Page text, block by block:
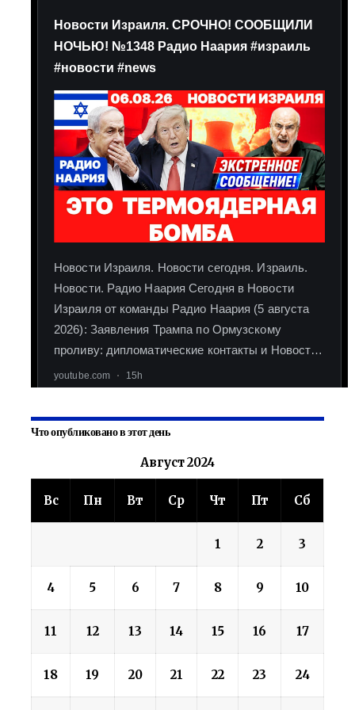
Что опубликовано в этот день
Август 2024
Вс Пн Вт Ср Чт Пт Сб
1 2 3
4 5 6 7 8 9 10
11 12 13 14 15 16 17
18 19 20 21 22 23 24